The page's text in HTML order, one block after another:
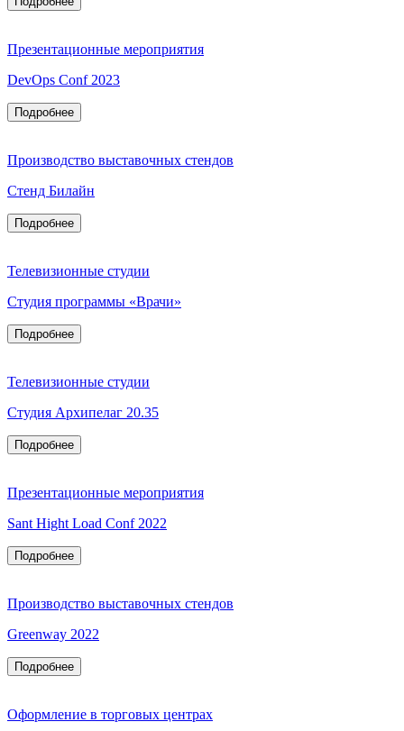
Презентационные мероприятия
DevOps Conf 2023
Подробнее
Производство выставочных стендов
Стенд Билайн
Подробнее
Телевизионные студии
Студия программы «Врачи»
Подробнее
Телевизионные студии
Студия Архипелаг 20.35
Подробнее
Презентационные мероприятия
Sant Hight Load Conf 2022
Подробнее
Производство выставочных стендов
Greenway 2022
Подробнее
Оформление в торговых центрах